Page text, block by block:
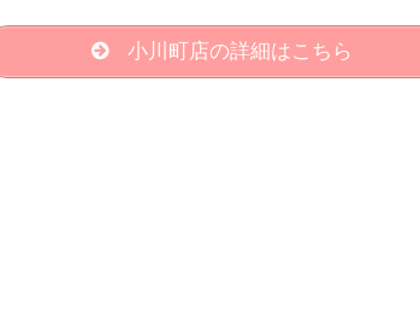
小川町店の詳細はこちら